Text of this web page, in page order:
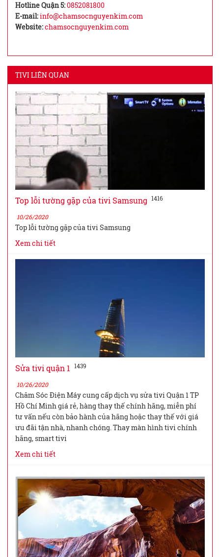
Hotline Quận 5:0852081800
E-mail:info@chamsocnguyenkim.com
Website:chamsocnguyenkim.com
TIVI LIÊN QUAN
Top lỗi tường gặp của tivi Samsung 1416
10/26/2020
Top lỗi tường gặp của tivi Samsung
Xem chi tiết
Sửa tivi quận 1 1439
10/26/2020
Chăm Sóc Điện Máy cung cấp dịch vụ sửa tivi Quận 1 TP
Hồ Chí Minh giá rẻ, hàng thay thế chính hãng, miễn phí
tư vấn nếu còn bảo hành của hãng hoặc thay thế với giá
ưu đãi tận nhà, nhanh chóng. Thay màn hình tivi chính
hãng, smart tivi
Xem chi tiết